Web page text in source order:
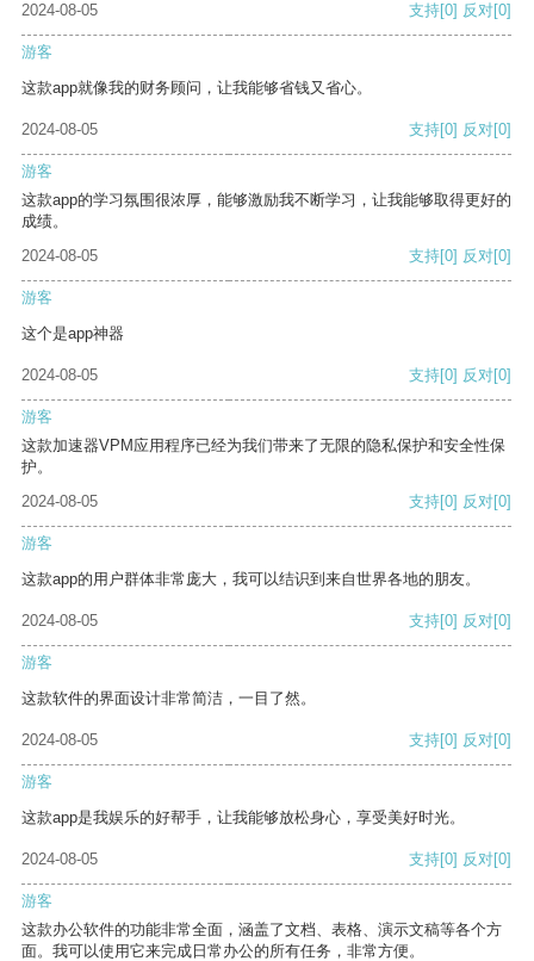
2024-08-05
支持[0] 反对[0]
游客
这款app就像我的财务顾问，让我能够省钱又省心。
2024-08-05 支持[0] 反对[0]
游客
这款app的学习氛围很浓厚，能够激励我不断学习，让我能够取得更好的
成绩。
2024-08-05
支持[0] 反对[0]
游客
这个是app神器
2024-08-05 支持[0] 反对[0]
游客
这款加速器VPM应用程序已经为我们带来了无限的隐私保护和安全性保
护。
2024-08-05
支持[0] 反对[0]
游客
这款app的用户群体非常庞大，我可以结识到来自世界各地的朋友。
2024-08-05 支持[0] 反对[0]
游客
这款软件的界面设计非常简洁，一目了然。
2024-08-05 支持[0] 反对[0]
游客
这款app是我娱乐的好帮手，让我能够放松身心，享受美好时光。
2024-08-05 支持[0] 反对[0]
游客
这款办公软件的功能非常全面，涵盖了文档、表格、演示文稿等各个方
面。我可以使用它来完成日常办公的所有任务，非常方便。